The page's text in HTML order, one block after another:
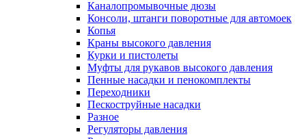
Каналопромывочные дюзы
Консоли, штанги поворотные для автомоек
Копья
Краны высокого давления
Курки и пистолеты
Муфты для рукавов высокого давления
Пенные насадки и пенокомплекты
Переходники
Пескоструйные насадки
Разное
Регуляторы давления